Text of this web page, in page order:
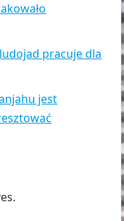
pracuje dla
jest